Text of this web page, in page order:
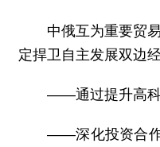
中俄互为重要贸
定捍卫自主发展双边
——通过提升高科
——深化投资合作